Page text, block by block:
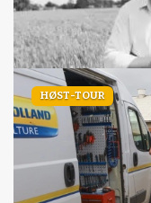
HØST-TOUR